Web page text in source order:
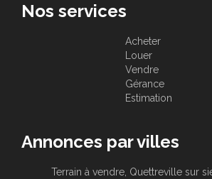
Nos services
Acheter
Louer
Vendre
Gérance
Estimation
Annonces par villes
Terrain à vendre, Quettreville sur